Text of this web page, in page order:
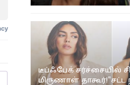
டீப்ஃபேக் சர்ச்சையில்
மிருணாள் தாகூர்!"சட்ட